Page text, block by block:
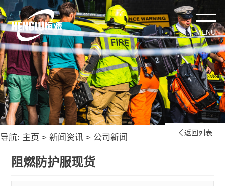
导航: 主页 > 新闻资讯 > 公司新闻  返回列表
阻燃防护服现货